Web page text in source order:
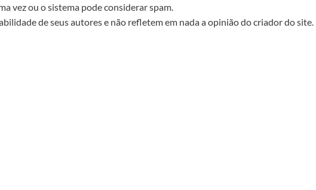
vez ou o sistema pode considerar spam.
de seus autores e não refletem em nada a opinião do criador do site.